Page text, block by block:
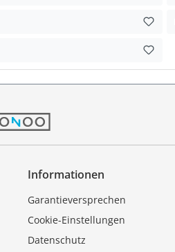
Informationen
Garantieversprechen
Cookie-Einstellungen
Datenschutz